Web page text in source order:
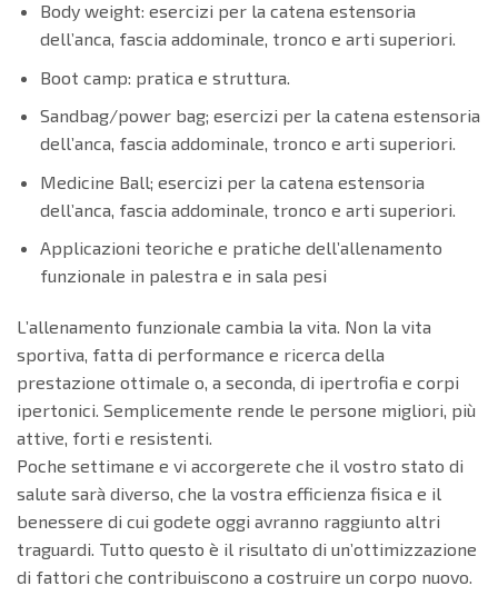
Body weight: esercizi per la catena estensoria
dell’anca, fascia addominale, tronco e arti superiori.
Boot camp: pratica e struttura.
Sandbag/power bag; esercizi per la catena estensoria
dell’anca, fascia addominale, tronco e arti superiori.
Medicine Ball; esercizi per la catena estensoria
dell’anca, fascia addominale, tronco e arti superiori.
Applicazioni teoriche e pratiche dell’allenamento
funzionale in palestra e in sala pesi
L’allenamento funzionale cambia la vita. Non la vita
sportiva, fatta di performance e ricerca della
prestazione ottimale o, a seconda, di ipertrofia e corpi
ipertonici. Semplicemente rende le persone migliori, più
attive, forti e resistenti.
Poche settimane e vi accorgerete che il vostro stato di
salute sarà diverso, che la vostra efficienza fisica e il
benessere di cui godete oggi avranno raggiunto altri
traguardi. Tutto questo è il risultato di un’ottimizzazione
di fattori che contribuiscono a costruire un corpo nuovo.